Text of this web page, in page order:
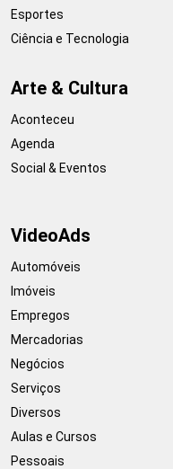
Esportes
Ciência e Tecnologia
Arte & Cultura
Aconteceu
Agenda
Social & Eventos
VideoAds
Automóveis
Imóveis
Empregos
Mercadorias
Negócios
Serviços
Diversos
Aulas e Cursos
Pessoais